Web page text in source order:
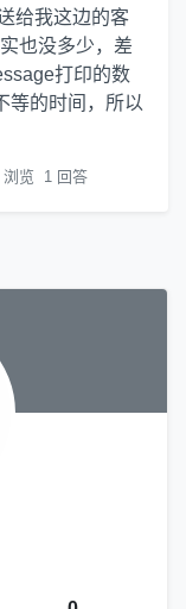
给我这边的客
也没多少，差
打印的数
等的时间，所以
浏览 1 回答